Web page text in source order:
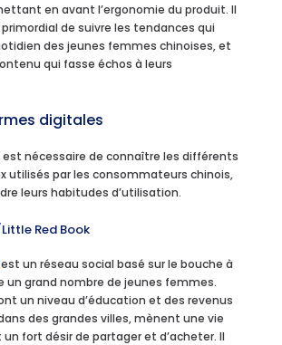
en avant l’ergonomie du produit. Il
de suivre les tendances qui
des jeunes femmes chinoises, et
qui fasse échos à leurs
digitales
est nécessaire de connaître les différents
utilisés par les consommateurs chinois,
leurs habitudes d’utilisation.
Red Book
un réseau social basé sur le bouche à
un grand nombre de jeunes femmes.
un niveau d’éducation et des revenus
des grandes villes, mènent une vie
fort désir de partager et d’acheter. Il